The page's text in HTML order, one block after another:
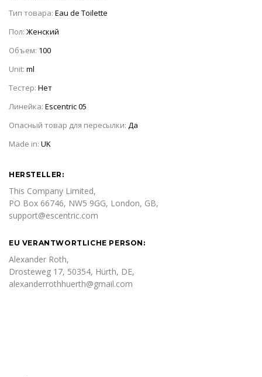
Тип товара: Eau de Toilette
Пол: Женский
Объем: 100
Unit: ml
Тестер: Нет
Линейка: Escentric 05
Опасный товар для пересылки: Да
Made in: UK
HERSTELLER:
This Company Limited,
PO Box 66746, NW5 9GG, London, GB,
support@escentric.com
EU VERANTWORTLICHE PERSON:
Alexander Roth,
Drosteweg 17, 50354, Hürth, DE,
alexanderrothhuerth@gmail.com